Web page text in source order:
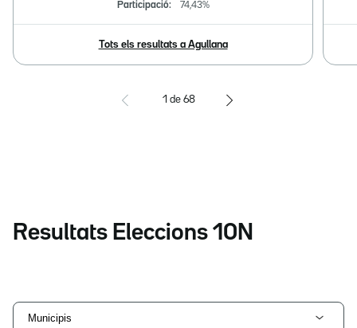
Participació: 74,43%
Tots els resultats a Agullana
1 de 68
Resultats Eleccions 10N
Municipis